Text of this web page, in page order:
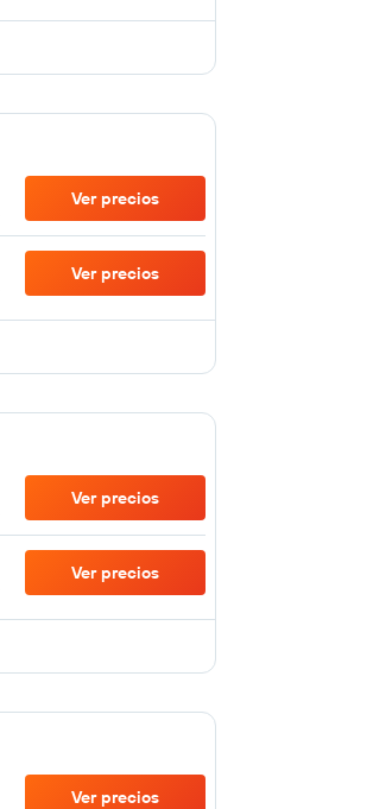
Ver precios
Ver precios
Ver precios
Ver precios
Ver precios